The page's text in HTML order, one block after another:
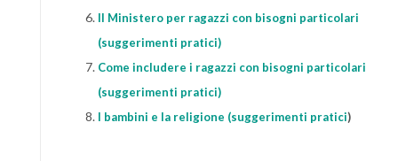
Il Ministero per ragazzi con bisogni particolari
(suggerimenti pratici)
Come includere i ragazzi con bisogni particolari
(suggerimenti pratici)
I bambini e la religione (suggerimenti pratici)